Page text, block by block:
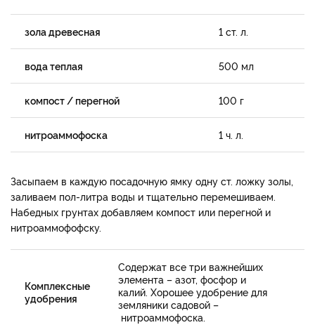
зола древесная 1 ст. л.
вода теплая 500 мл
компост / перегной 100 г
нитроаммофоска 1 ч. л.
Засыпаем в каждую посадочную ямку одну ст. ложку золы,
заливаем пол-литра воды и тщательно перемешиваем.
Набедных грунтах добавляем компост или перегной и
нитроаммофофску.
Комплексные
удобрения
Содержат все три важнейших
элемента – азот, фосфор и
калий. Хорошее удобрение для
земляники садовой –
нитроаммофоска.